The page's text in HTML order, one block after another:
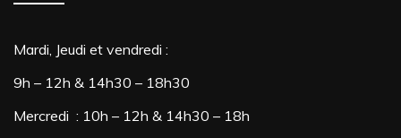
Mardi, Jeudi et vendredi :
9h – 12h & 14h30 – 18h30
Mercredi : 10h – 12h & 14h30 – 18h